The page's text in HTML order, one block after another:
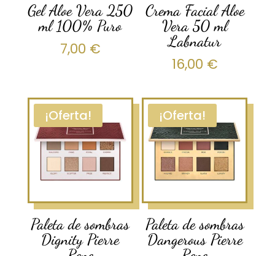
Gel Aloe Vera 250
ml 100% Puro
7,00 €
Crema Facial Aloe
Vera 50 ml
Labnatur
16,00 €
¡Oferta!
Paleta de sombras
Dignity Pierre
¡Oferta!
Paleta de sombras
Dangerous Pierre